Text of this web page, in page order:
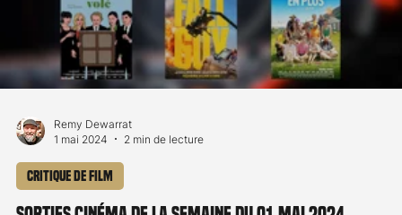
6 juin 2024
1 min de lecture
Critique de film
Sorties cinéma de la semaine du 5 juin 2024